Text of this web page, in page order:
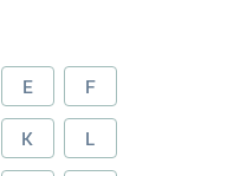
E F
K L